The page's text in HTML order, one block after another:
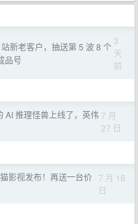
新老客户，抽送第 5 波 8 个
品号
3
天
前
AI 推理怪兽上线了，英伟 7 月
27 日
影视发布！再送一台价 7 月 16
日